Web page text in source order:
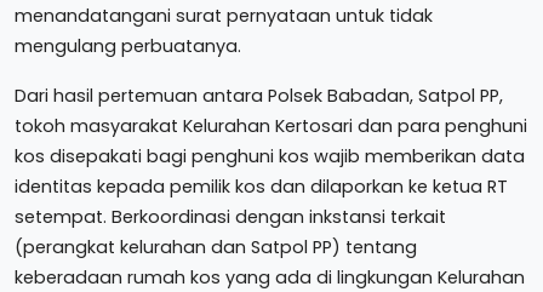
menandatangani surat pernyataan untuk tidak
mengulang perbuatanya.
Dari hasil pertemuan antara Polsek Babadan, Satpol PP,
tokoh masyarakat Kelurahan Kertosari dan para penghuni
kos disepakati bagi penghuni kos wajib memberikan data
identitas kepada pemilik kos dan dilaporkan ke ketua RT
setempat. Berkoordinasi dengan inkstansi terkait
(perangkat kelurahan dan Satpol PP) tentang
keberadaan rumah kos yang ada di lingkungan Kelurahan